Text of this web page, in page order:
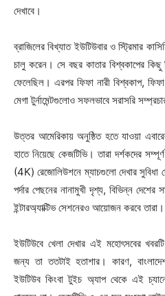
দেখাবে।
ব্রাজিলের বিখ্যাত ইউটিউবার ও স্ট্রিমার
চালু করেন। সে বছর কাতার বিশ্বকাপের কিছু
ফেলেছিল। এরপর ফিফা নারী বিশ্বকাপ,
মেগা টুর্নামেন্টগুলোও সফলভাবে সরাসরি
উত্তর আমেরিকায় অনুষ্ঠিত হতে যাওয়া
হাতে নিয়েছে কেজটিভি। তারা দর্শকদের
(4K) রেজোলিউশনে ম্যাচগুলো দেখার সুবিধা
পর্দার পেছনের নানামুখী দৃশ্য, বিভিন্ন
ইন্টারঅ্যাক্টিভ সেশনেরও আয়োজন করবে তারা।
ইউটিউবে খেলা দেখার এই মহোৎসবের
জন্য তা ততটাই হতাশার। কারণ,
ইউটিউব কিংবা টুইচ অ্যাপ থেকে এই